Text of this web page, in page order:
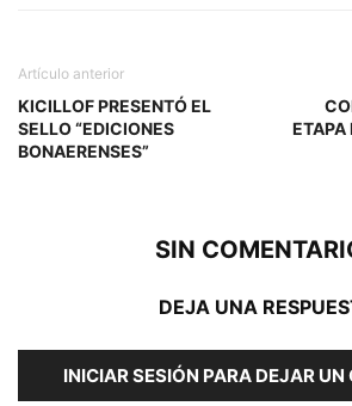
Artículo anterior
KICILLOF PRESENTÓ EL
SELLO “EDICIONES
BONAERENSES”
ETAPA
SIN
DEJA UNA
INICIAR SESIÓN PARA DEJAR